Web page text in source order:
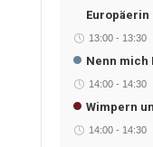
Europäerin
13:00- 13:30
Nenn mich
14:00- 14:30
Wimpern
14:00- 14:30